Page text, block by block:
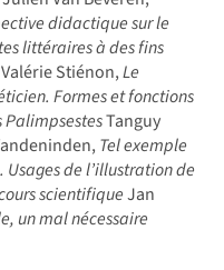
didactique sur le
littéraires à des fins
Valérie Stiénon,Le
Formes et fonctions
PalimpsestesTanguy
Tel exemple
de l’illustration de
scientifiqueJan
un mal nécessaire